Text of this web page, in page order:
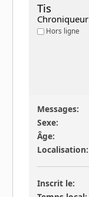
Tis
Chroniqueur
Hors ligne
Messages:
Sexe:
Âge:
Localisation:
Inscrit le: